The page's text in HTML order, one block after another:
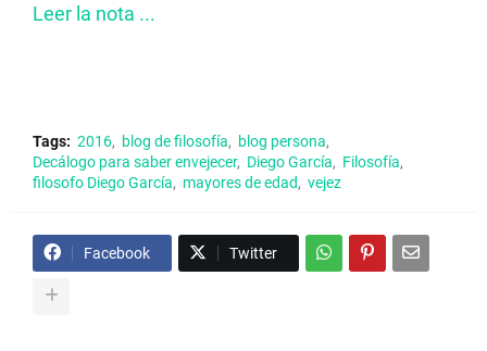
Leer la nota ...
Tags: 2016 blog de filosofía
blog persona
Decálogo para saber envejecer
Diego García
Filosofía
filosofo Diego García
mayores de edad vejez
Facebook Twitter